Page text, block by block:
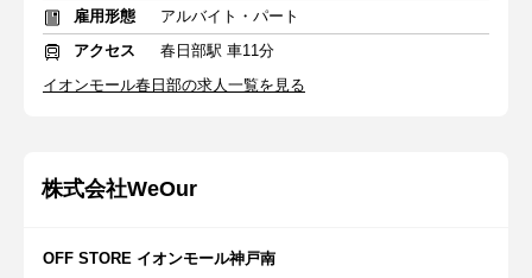
雇用形態
アルバイト・パート
アクセス
春日部駅 車11分
イオンモール春日部の求人一覧を見る
株式会社WeOur
OFF STORE イオンモール神戸南